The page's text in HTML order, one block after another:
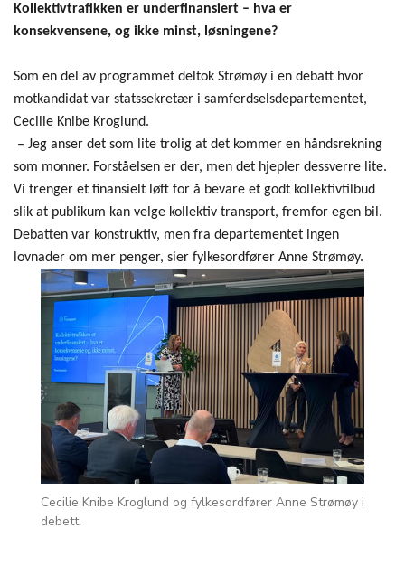
Kollektivtrafikken er underfinansiert – hva er
konsekvensene, og ikke minst, løsningene?
Som en del av programmet deltok Strømøy i en debatt hvor
motkandidat var statssekretær i samferdselsdepartementet,
Cecilie Knibe Kroglund.
– Jeg anser det som lite trolig at det kommer en håndsrekning
som monner. Forståelsen er der, men det hjepler dessverre lite.
Vi trenger et finansielt løft for å bevare et godt kollektivtilbud
slik at publikum kan velge kollektiv transport, fremfor egen bil.
Debatten var konstruktiv, men fra departementet ingen
lovnader om mer penger, sier fylkesordfører Anne Strømøy.
Cecilie Knibe Kroglund og fylkesordfører Anne Strømøy i
debett.